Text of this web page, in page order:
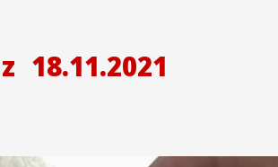
z 18.11.2021